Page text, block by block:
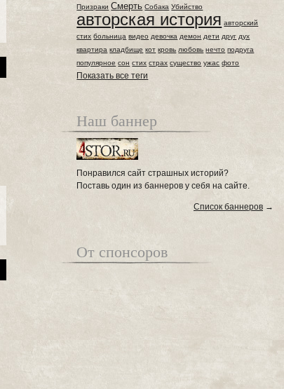
Призраки Смерть Собака Убийство
авторская история авторский
стих больница видео девочка демон дети друг дух
квартира кладбище кот кровь любовь нечто подруга
популярное сон стих страх существо ужас фото
Показать все теги
Наш баннер
Понравился сайт страшных историй?
Поставь один из баннеров у себя на сайте.
Список баннеров →
От спонсоров